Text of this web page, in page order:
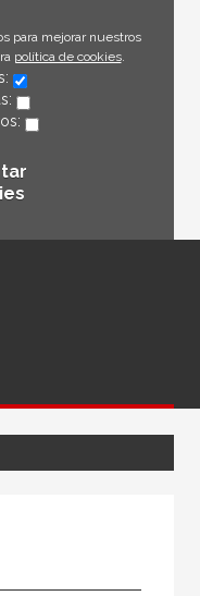
para mejorar nuestros
política de cookies.